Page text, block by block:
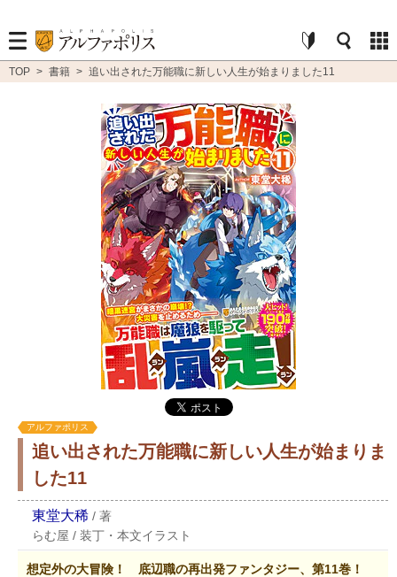
TOP > 書籍 > 追い出された万能職に新しい人生が始まりました11
アルファポリス
追い出された万能職に新しい人生が始まりま
した11
東堂大稀 / 著
らむ屋 / 装丁・本文イラスト
想定外の大冒険！ 底辺職の再出発ファンタジー、第11巻！